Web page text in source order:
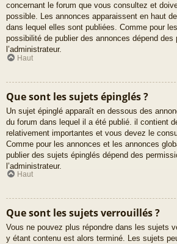
concernant le forum que vous consultez et
possible. Les annonces apparaissent en haut
dans lequel elles sont publiées. Comme pour
possibilité de publier des annonces dépend
l’administrateur.
Haut
Que sont les sujets épinglés ?
Un sujet épinglé apparaît en dessous des
du forum dans lequel il a été publié. il contient
relativement importantes et vous devez le
Comme pour les annonces et les annonces
publier des sujets épinglés dépend des
l’administrateur.
Haut
Que sont les sujets verrouillés ?
Vous ne pouvez plus répondre dans les sujets
y étant contenu est alors terminé. Les sujets